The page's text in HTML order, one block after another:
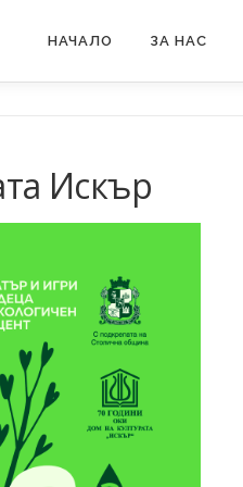
НАЧАЛО ЗА НАС
Искър